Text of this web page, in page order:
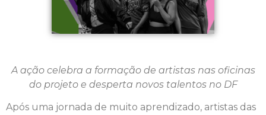
A ação celebra a formação de artistas nas oficinas
do projeto e desperta novos talentos noDF
Após uma jornada de muito aprendizado, artistas das